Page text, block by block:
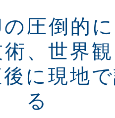
圧倒的に
、世界
に現地で
る